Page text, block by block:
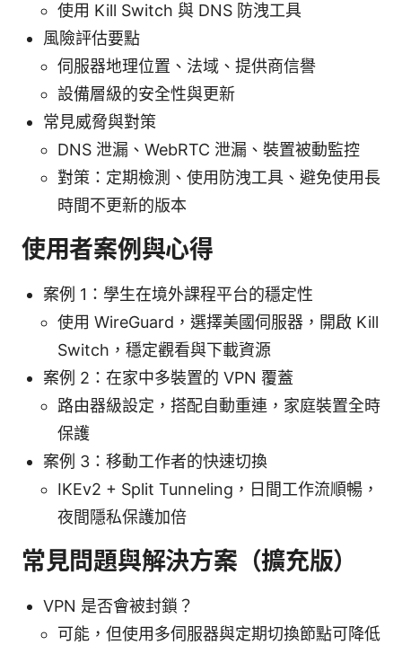
使用 Kill Switch 與 DNS 防洩工具
風險評估要點
伺服器地理位置、法域、提供商信譽
設備層級的安全性與更新
常見威脅與對策
DNS 泄漏、WebRTC 泄漏、裝置被動監控
對策：定期檢測、使用防洩工具、避免使用長
時間不更新的版本
使用者案例與心得
案例 1：學生在境外課程平台的穩定性
使用 WireGuard，選擇美國伺服器，開啟 Kill
Switch，穩定觀看與下載資源
案例 2：在家中多裝置的 VPN 覆蓋
路由器級設定，搭配自動重連，家庭裝置全時
保護
案例 3：移動工作者的快速切換
IKEv2 + Split Tunneling，日間工作流順暢，
夜間隱私保護加倍
常見問題與解決方案（擴充版）
VPN 是否會被封鎖？
可能，但使用多伺服器與定期切換節點可降低